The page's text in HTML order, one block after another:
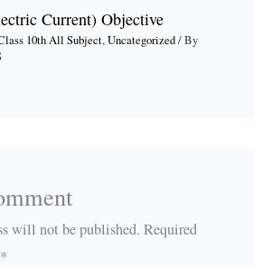
Current) Objective
10th All Subject,Uncategorized/ By
will not be published. Required
*